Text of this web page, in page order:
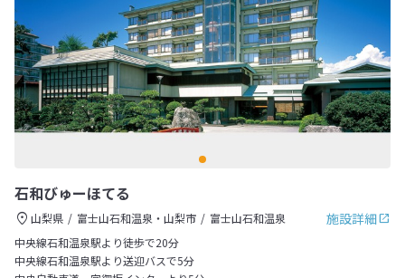
石和びゅーほてる
施設詳細
山梨県 富士山石和温泉・山梨市
富士山石和温泉
中央線石和温泉駅より徒歩で20分
中央線石和温泉駅より送迎バスで5分